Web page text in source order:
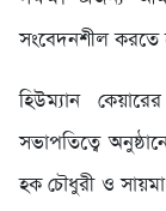
সংবেদনশীল করতে
হিউম্যান
সভাপতিত্বে
হক চৌধুরী ও সায়মা